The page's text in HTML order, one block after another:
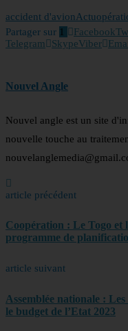
accident d'avion Actu
Partager sur 1 Facebook
Telegram
SkypeViber
Nouvel Angle
Nouvel angle est un site
nouvelle touche au
article précédent
Coopération : Le Togo et
programme de
article suivant
Assemblée nationale :
le budget de l’Etat 2023